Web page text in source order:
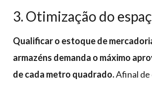
3. Otimização do
Qualificar o estoque de
armazéns demanda o máximo
de cada metro quadrado.Afinal de